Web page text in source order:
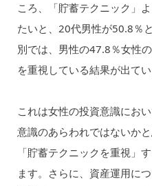
ころ、「貯蓄テクニック」
たいと、20代男性が50.8％
別では、男性の47.8％女性
を重視している結果が出てい
これは女性の投資意識にお
意識のあらわれではないか
「貯蓄テクニックを重視」
ます。さらに、資産運用に